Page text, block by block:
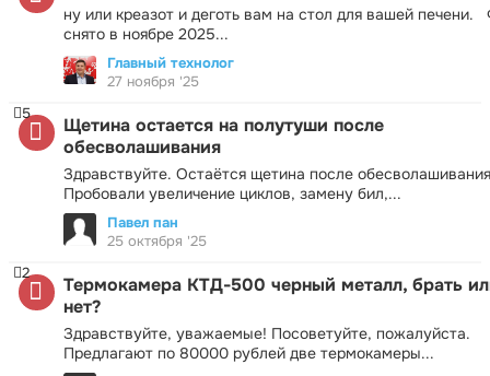
ну или креазот и деготь вам на стол для вашей печени.
снято в ноябре 2025...
Главный технолог
27 ноября '25
Щетина остается на полутуши после
обесволашивания
Здравствуйте. Остаётся щетина после
Пробовали увеличение циклов, замену бил,...
5
Павел пан
25 октября '25
Термокамера КТД-500 черный металл, брать
нет?
Здравствуйте, уважаемые! Посоветуйте, пожалуйста.
Предлагают по 80000 рублей две термокамеры...
2